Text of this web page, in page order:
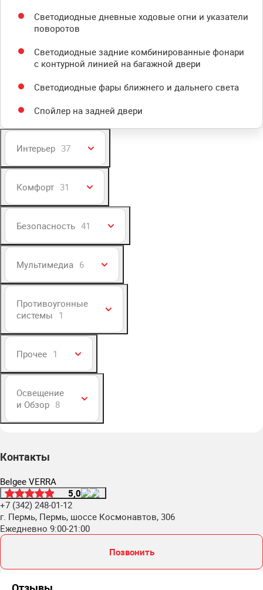
Светодиодные дневные ходовые огни и указатели
поворотов
Светодиодные задние комбинированные фонари
с контурной линией на багажной двери
Светодиодные фары ближнего и дальнего света
Спойлер на задней двери
Интерьер 37
Комфорт 31
Безопасность 41
Мультимедиа 6
Противоугонные
системы 1
Прочее 1
Освещение
и Обзор 8
Контакты
Belgee VERRA
5,0
+7 (342) 248-01-12
г. Пермь, Пермь, шоссе Космонавтов, 306
Ежедневно 9:00-21:00
Позвонить